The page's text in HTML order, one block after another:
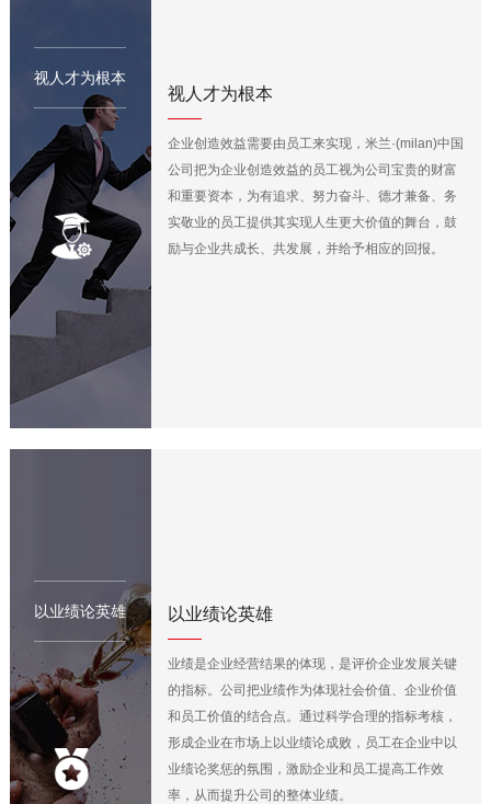
视人才为根本
视人才为根本
企业创造效益需要由员工来实现，米兰·(milan)中国
公司把为企业创造效益的员工视为公司宝贵的财富
和重要资本，为有追求、努力奋斗、德才兼备、务
实敬业的员工提供其实现人生更大价值的舞台，鼓
励与企业共成长、共发展，并给予相应的回报。
以业绩论英雄 以业绩论英雄
业绩是企业经营结果的体现，是评价企业发展关键
的指标。公司把业绩作为体现社会价值、企业价值
和员工价值的结合点。通过科学合理的指标考核，
形成企业在市场上以业绩论成败，员工在企业中以
业绩论奖惩的氛围，激励企业和员工提高工作效
率，从而提升公司的整体业绩。